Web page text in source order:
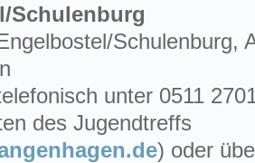
Schulenburg
Schulenburg,
unter 0511
des Jugendtreffs
) oder